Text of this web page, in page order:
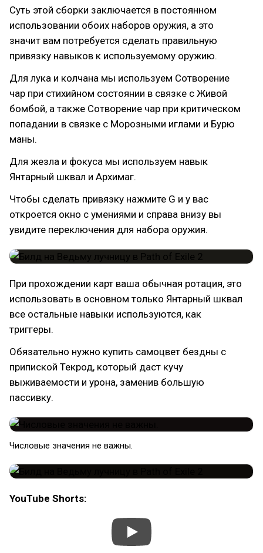
Суть этой сборки заключается в постоянном
использовании обоих наборов оружия, а это
значит вам потребуется сделать правильную
привязку навыков к используемому оружию.
Для лука и колчана мы используем Сотворение
чар при стихийном состоянии в связке с Живой
бомбой, а также Сотворение чар при критическом
попадании в связке с Морозными иглами и Бурю
маны.
Для жезла и фокуса мы используем навык
Янтарный шквал и Архимаг.
Чтобы сделать привязку нажмите G и у вас
откроется окно с умениями и справа внизу вы
увидите переключения для набора оружия.
При прохождении карт ваша обычная ротация, это
использовать в основном только Янтарный шквал
все остальные навыки используются, как
триггеры.
Обязательно нужно купить самоцвет бездны с
припиской Текрод, который даст кучу
выживаемости и урона, заменив большую
пассивку.
Числовые значения не важны.
YouTube Shorts: